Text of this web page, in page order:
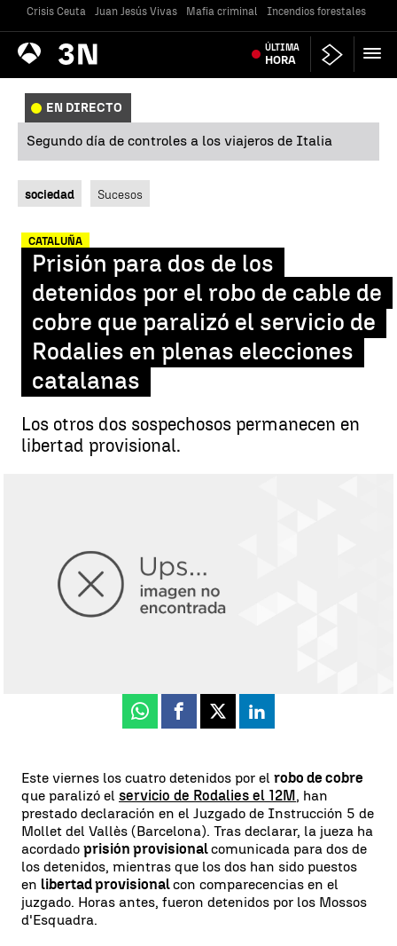
Crisis Ceuta Juan Jesús Vivas Mafia criminal Incendios forestales
Antena
3 Noticias ÚLTIMA
HORA
EN DIRECTO
Segundo día de controles a los viajeros de Italia
sociedad Sucesos
CATALUÑA
Prisión para dos de los
detenidos por el robo de cable de
cobre que paralizó el servicio de
Rodalies en plenas elecciones
catalanas
Los otros dos sospechosos permanecen en
libertad provisional.
Whatsapp
Facebook
X Linkedin
Este viernes los cuatro detenidos por el robo de cobre
que paralizó el servicio de Rodalies el 12M, han
prestado declaración en el Juzgado de Instrucción 5 de
Mollet del Vallès (Barcelona). Tras declarar, la jueza ha
acordado prisión provisionalcomunicada para dos de
los detenidos, mientras que los dos han sido puestos
en libertad provisionalcon comparecencias en el
juzgado. Horas antes, fueron detenidos por los Mossos
d'Esquadra.